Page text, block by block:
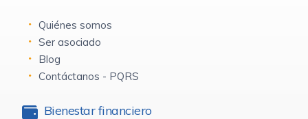
Quiénes somos
Ser asociado
Blog
Contáctanos - PQRS
Bienestar financiero